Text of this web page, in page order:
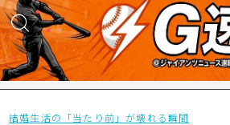
MENU
結婚生活の「当たり前」が壊れる瞬間